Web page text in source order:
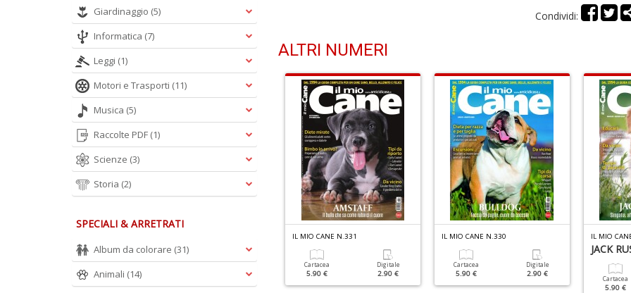
Condividi:
ALTRI NUMERI
Digitale
3.90 €
Australian Shepherd
5.90 €
Digitale
3.90 €
IL MIO CANE N.331
Cartacea
5.90 €
Digitale
2.90 €
IL MIO CANE N.330
Cartacea
5.90 €
Digitale
2.90 €
IL MIO
JACK
Cartacea
5.90 €
Giardinaggio (5)
Informatica (7)
Leggi (1)
Motori e Trasporti (11)
Musica (5)
Raccolte PDF (1)
Scienze (3)
Storia (2)
SPECIALI & ARRETRATI
Album da colorare (31)
Animali (14)